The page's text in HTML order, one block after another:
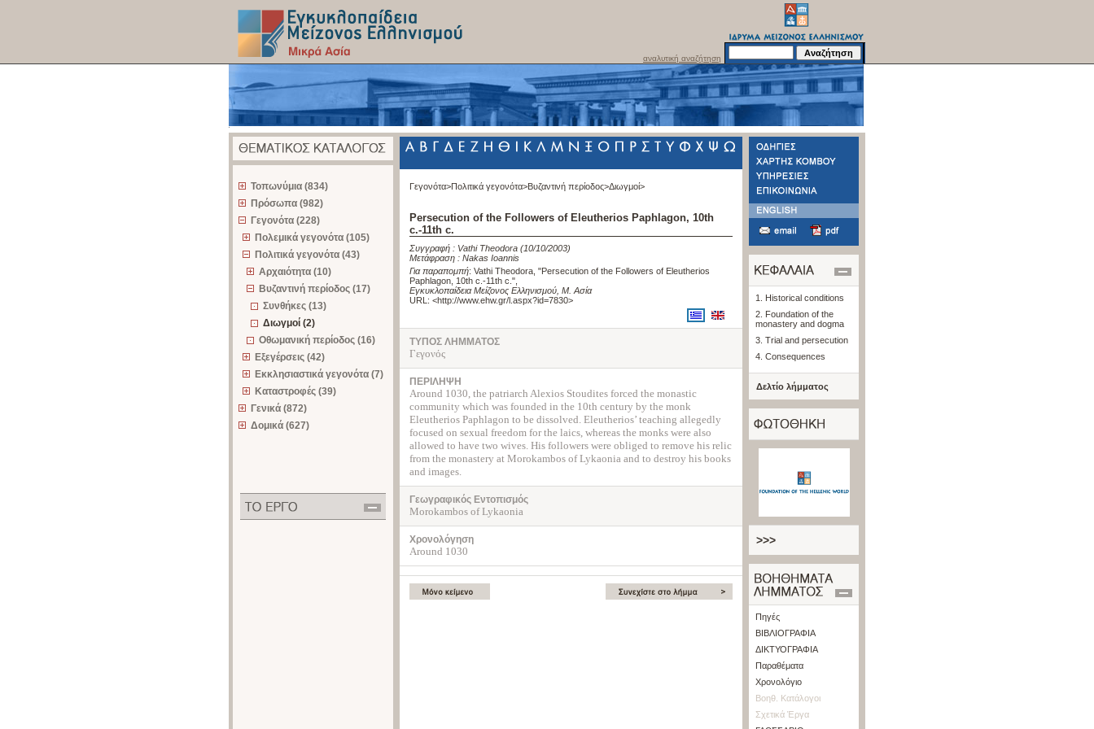
αναλυτική αναζήτηση
Τοπωνύμια (834)
Πρόσωπα (982)
Γεγονότα (228)
Πολεμικά γεγονότα (105)
Πολιτικά γεγονότα (43)
Αρχαιότητα (10)
Βυζαντινή περίοδος (17)
Συνθήκες (13)
Διωγμοί (2)
Οθωμανική περίοδος (16)
Εξεγέρσεις (42)
Εκκλησιαστικά γεγονότα (7)
Καταστροφές (39)
Γενικά (872)
Δομικά (627)
Γεγονότα>Πολιτικά γεγονότα>Βυζαντινή περίοδος>Διωγμοί>
Persecution of the Followers of Eleutherios Paphlagon, 10th
c.-11th c.
Συγγραφή : Vathi Theodora (10/10/2003)
Μετάφραση : Nakas Ioannis
Για παραπομπή: Vathi Theodora, "Persecution of the Followers of Eleutherios
Paphlagon, 10th c.-11th c."
Εγκυκλοπαίδεια Μείζονος Ελληνισμού, Μ. Ασία
URL: <http://www.ehw.gr/l.aspx?id=7830>
ΤΥΠΟΣ ΛΗΜΜΑΤΟΣ
Γεγονός
ΠΕΡΙΛΗΨΗ
Around 1030, the patriarch Alexios Stoudites forced the monastic
community which was founded in the 10th century by the monk
Eleutherios Paphlagon to be dissolved. Eleutherios’ teaching allegedly
focused on sexual freedom for the laics, whereas the monks were also
allowed to have two wives. His followers were obliged to remove his relic
from the monastery at Morokambos of Lykaonia and to destroy his books
and images.
Γεωγραφικός Εντοπισμός
Morokambos of Lykaonia
Χρονολόγηση
Around 1030
1. Historical conditions
2. Foundation of the
monastery and dogma
3. Trial and persecution
4. Consequences
Δελτίο λήμματος
>>>
Πηγές
ΒΙΒΛΙΟΓΡΑΦΙΑ
ΔΙΚΤΥΟΓΡΑΦΙΑ
Παραθέματα
Χρονολόγιο
Βοηθ. Κατάλογοι
Σχετικά Έργα